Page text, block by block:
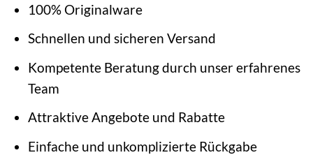
100% Originalware
Schnellen und sicheren Versand
Kompetente Beratung durch unser erfahrenes
Team
Attraktive Angebote und Rabatte
Einfache und unkomplizierte Rückgabe